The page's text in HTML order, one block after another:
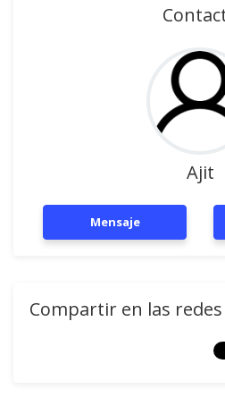
Ajit
Mensaje
Compartir en las redes